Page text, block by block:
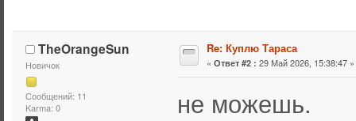
TheOrangeSun
Новичок
Сообщений: 11
Karma: 0
Re: Куплю Тараса
« Ответ #2 : 29 Май 2026, 15:38:47 »
не можешь.